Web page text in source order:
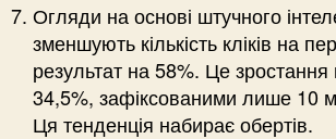
Огляди на основі штучного
зменшують кількість кліків на
результат на 58%. Це зростання
34,5%, зафіксованими лише 10
Ця тенденція набирає обертів.